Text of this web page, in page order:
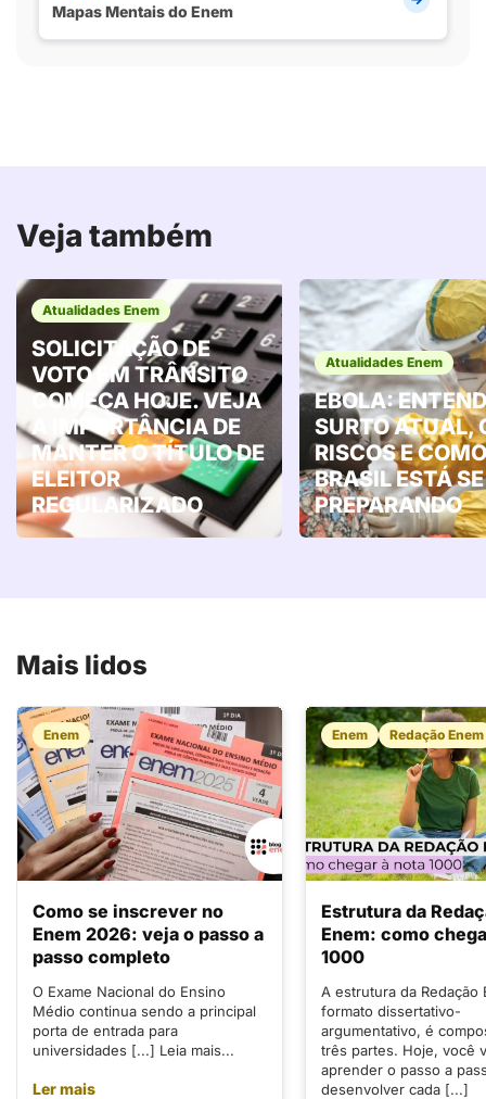
Mapas Mentais do Enem
Veja também
Atualidades Enem
SOLICITAÇÃO DE
VOTO EM TRÂNSITO
COMEÇA HOJE. VEJA
A IMPORTÂNCIA DE
MANTER O TÍTULO DE
ELEITOR
REGULARIZADO
Atualidades Enem
EBOLA:
SURTO ATUAL,
RISCOS E
BRASIL ESTÁ SE
PREPARANDO
Mais lidos
Enem
Como se inscrever no
Enem 2026: veja o passo a
passo completo
O Exame Nacional do Ensino
Médio continua sendo a principal
porta de entrada para
universidades [...] Leia mais...
Ler mais
Enem Redação Enem
Estrutura da
Enem: como
1000
A estrutura da Redação
formato dissertativo-
argumentativo, é
três partes. Hoje, você
aprender o passo a
desenvolver cada [...]